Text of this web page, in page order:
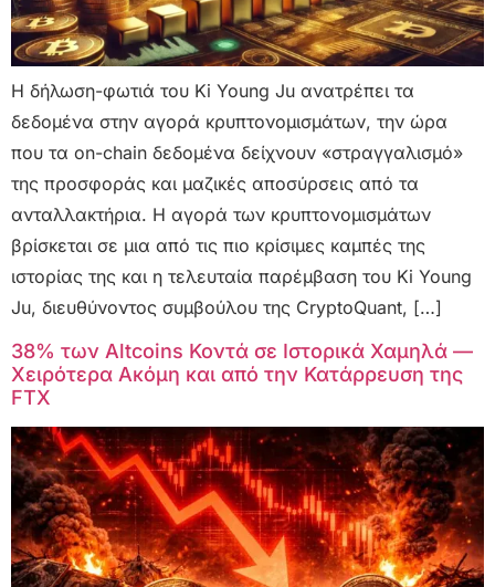
Η δήλωση-φωτιά του Ki Young Ju ανατρέπει τα
δεδομένα στην αγορά κρυπτονομισμάτων, την ώρα
που τα on-chain δεδομένα δείχνουν «στραγγαλισμό»
της προσφοράς και μαζικές αποσύρσεις από τα
ανταλλακτήρια. Η αγορά των κρυπτονομισμάτων
βρίσκεται σε μια από τις πιο κρίσιμες καμπές της
ιστορίας της και η τελευταία παρέμβαση του Ki Young
Ju, διευθύνοντος συμβούλου της CryptoQuant, […]
38% των Altcoins Κοντά σε Ιστορικά Χαμηλά —
Χειρότερα Ακόμη και από την Κατάρρευση της
FTX